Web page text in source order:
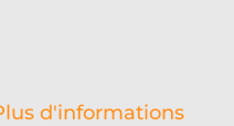
d'informations